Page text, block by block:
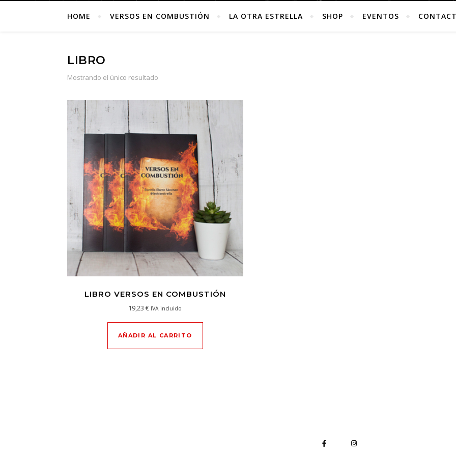
HOME VERSOS EN COMBUSTIÓN LA OTRA ESTRELLA SHOP EVENTOS
LIBRO
Mostrando el único resultado
LIBRO VERSOS EN COMBUSTIÓN
19,23€ IVA incluido
AÑADIR AL CARRITO